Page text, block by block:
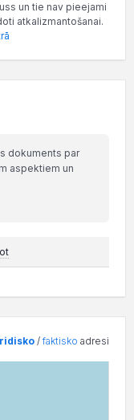
un tie nav pieejami
atkalizmantošanai.
dokuments par
aspektiem un
/faktisko adresi